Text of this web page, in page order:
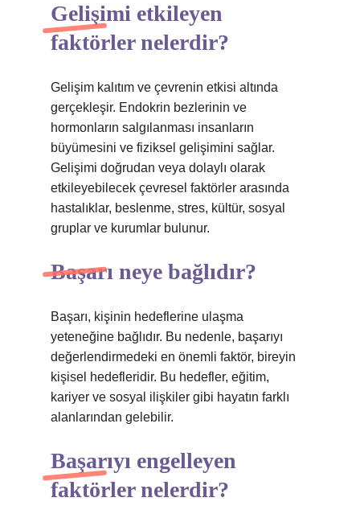
Gelişimi etkileyen
faktörler nelerdir?
Gelişim kalıtım ve çevrenin etkisi altında
gerçekleşir. Endokrin bezlerinin ve
hormonların salgılanması insanların
büyümesini ve fiziksel gelişimini sağlar.
Gelişimi doğrudan veya dolaylı olarak
etkileyebilecek çevresel faktörler arasında
hastalıklar, beslenme, stres, kültür, sosyal
gruplar ve kurumlar bulunur.
Başarı neye bağlıdır?
Başarı, kişinin hedeflerine ulaşma
yeteneğine bağlıdır. Bu nedenle, başarıyı
değerlendirmedeki en önemli faktör, bireyin
kişisel hedefleridir. Bu hedefler, eğitim,
kariyer ve sosyal ilişkiler gibi hayatın farklı
alanlarından gelebilir.
Başarıyı engelleyen
faktörler nelerdir?